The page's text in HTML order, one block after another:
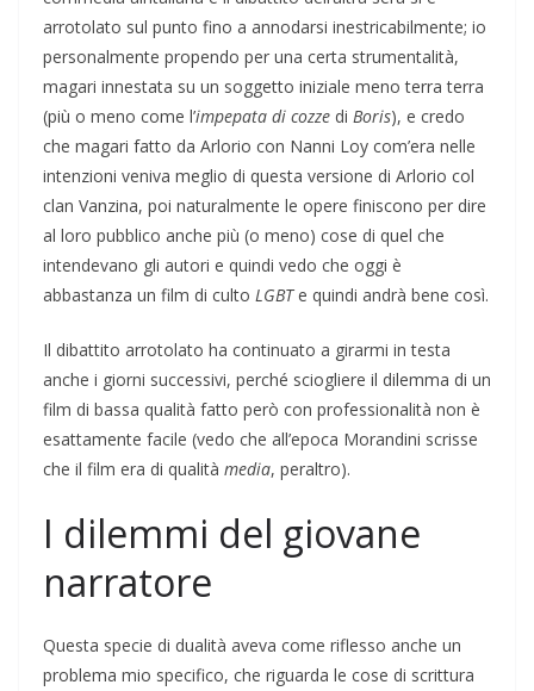
arrotolato sul punto fino a annodarsi inestricabilmente; io
personalmente propendo per una certa strumentalità,
magari innestata su un soggetto iniziale meno terra terra
(più o meno come l’impepata di cozze di Boris), e credo
che magari fatto da Arlorio con Nanni Loy com’era nelle
intenzioni veniva meglio di questa versione di Arlorio col
clan Vanzina, poi naturalmente le opere finiscono per dire
al loro pubblico anche più (o meno) cose di quel che
intendevano gli autori e quindi vedo che oggi è
abbastanza un film di culto LGBTe quindi andrà bene così.
Il dibattito arrotolato ha continuato a girarmi in testa
anche i giorni successivi, perché sciogliere il dilemma di un
film di bassa qualità fatto però con professionalità non è
esattamente facile (vedo che all’epoca Morandini scrisse
che il film era di qualità media, peraltro).
I dilemmi del giovane
narratore
Questa specie di dualità aveva come riflesso anche un
problema mio specifico, che riguarda le cose di scrittura